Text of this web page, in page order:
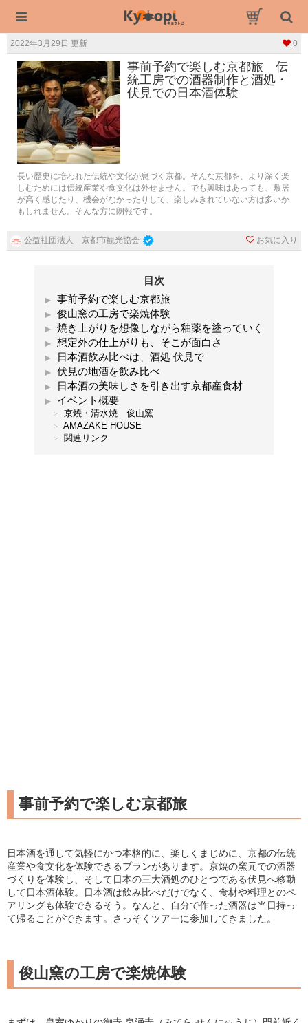
2022年3月29日 更新 0
事前予約で楽しむ京都旅 伝
統工房での酒器制作と酒処・
伏見での日本酒体験
長い歴史に培われた伝統や文化が息づく京都。そんな京都を、より深く楽
しむためには伝統産業や食文化は外せません。でも興味はあっても、敷居
が高く感じたり、機会がなかったりして、楽しみきれていない方は多いか
もしれません。そんな方に朗報です。
公益社団法人 京都市観光協会 お気に入り
目次
事前予約で楽しむ京都旅
俊山窯の工房で楽焼体験
焼き上がりを想像しながら釉薬を塗っていく
想定外の仕上がりも、そこが面白さ
日本酒飲み比べは、酒処 伏見で
伏見の地酒を飲み比べ
日本酒の美味しさを引き出す京都産食材
イベント概要
京焼・清水焼 俊山窯
AMAZAKE HOUSE
関連リンク
事前予約で楽しむ京都旅
日本酒を通して気軽にかつ本格的に、楽しくまじめに、京都の伝統
産業や食文化を体験できるプランがあります。京焼の窯元での酒器
づくりを体験し、そして日本の三大酒処のひとつである伏見へ移動
して日本酒体験。日本酒は飲み比べだけでなく、食材や料理とのペ
アリングも体験できるそう。なんと、自分で作った酒器は当日持っ
て帰ることができます。さっそくツアーに参加してきました。
俊山窯の工房で楽焼体験